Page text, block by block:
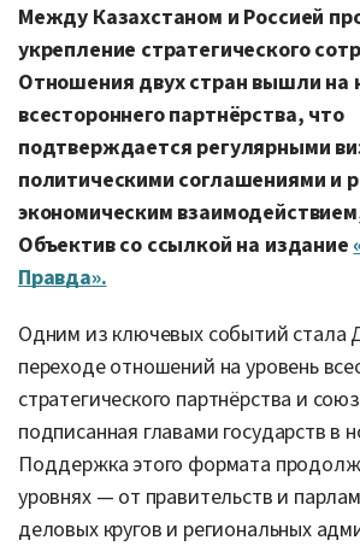
Между Казахстаном и Россией
укрепление стратегического
Отношения двух стран вышли на
всестороннего партнёрства, что
подтверждается регулярными
политическими соглашениями и
экономическим
Объектив со ссылкой на издание
Правда».
Одним из ключевых событий стала
переходе отношений на уровень
стратегического партнёрства и
подписанная главами государств в
Поддержка этого формата
уровнях — от правительств и
деловых кругов и региональных